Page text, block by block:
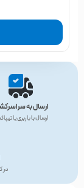
ارسال به
ارسال با باربری یا
در